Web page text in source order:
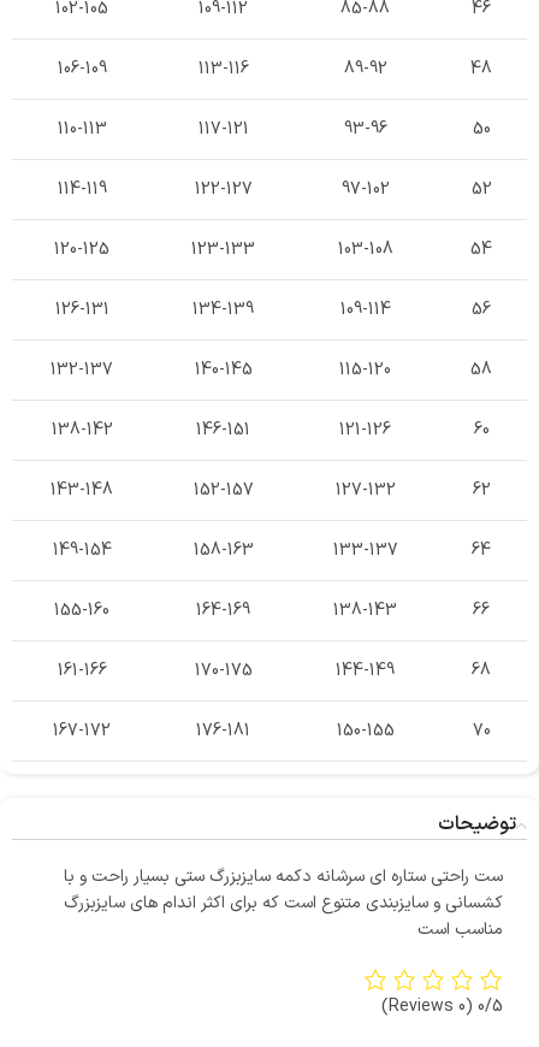
46
85-88
109-112
102-105
48
89-92
113-116
106-109
50
93-96
117-121
110-113
52
97-102
122-127
114-119
54
103-108
123-133
120-125
56
109-114
134-139
126-131
58
115-120
140-145
132-137
60
121-126
146-151
138-142
62
127-132
152-157
143-148
64
133-137
158-163
149-154
66
138-143
164-169
155-160
68
144-149
170-175
161-166
70
150-155
176-181
167-172
توضیحات
ست راحتی ستاره ای سرشانه دکمه سایزبزرگ ستی بسیار راحت و با
کشسانی و سایزبندی متنوع است که برای اکثر اندام های سایزبزرگ
مناسب است
0/5
(0 Reviews)